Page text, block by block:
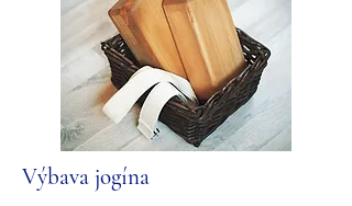
Výbava jogína